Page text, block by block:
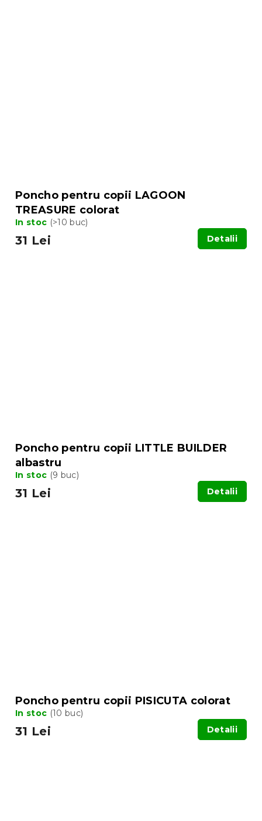
Poncho pentru copii LAGOON
TREASURE colorat
In stoc (>10 buc)
31 Lei Detalii
Poncho pentru copii LITTLE BUILDER
albastru
In stoc (9 buc)
31 Lei Detalii
Poncho pentru copii PISICUTA colorat
In stoc (10 buc)
31 Lei Detalii